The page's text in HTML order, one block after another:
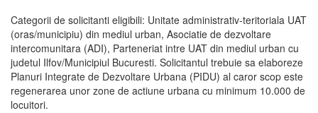
Categorii de solicitanti eligibili: Unitate administrativ-teritoriala UAT
(oras/municipiu) din mediul urban, Asociatie de dezvoltare
intercomunitara (ADI), Parteneriat intre UAT din mediul urban cu
judetul Ilfov/Municipiul Bucuresti. Solicitantul trebuie sa elaboreze
Planuri Integrate de Dezvoltare Urbana (PIDU) al caror scop este
regenerarea unor zone de actiune urbana cu minimum 10.000 de
locuitori.